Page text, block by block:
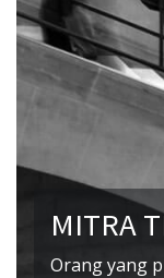
MITRA
Orang yang